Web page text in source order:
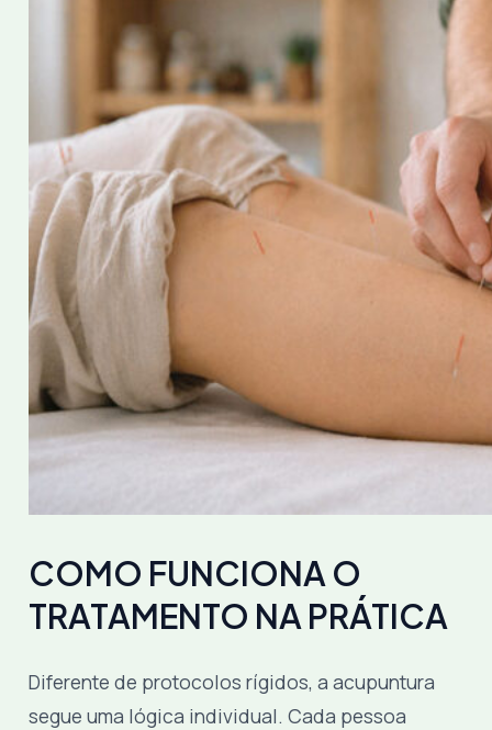
COMO FUNCIONA O
TRATAMENTO NA PRÁTICA
Diferente de protocolos rígidos, a acupuntura
segue uma lógica individual. Cada pessoa